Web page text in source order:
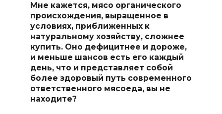
Мне кажется, мясо органического
происхождения, выращенное в
условиях, приближенных к
натуральному хозяйству, сложнее
купить. Оно дефицитнее и дороже,
и меньше шансов есть его каждый
день, что и представляет собой
более здоровый путь современного
ответственного мясоеда, вы не
находите?